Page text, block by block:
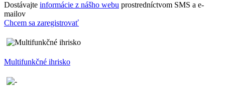
Dostávajte informácie z nášho webu prostredníctvom SMS a e-
mailov
Chcem sa zaregistrovať
Multifunkčné ihrisko